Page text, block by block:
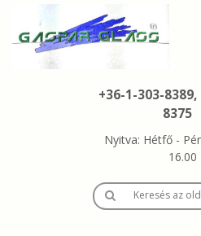
+36-1-303-
8375
Nyitva: Hétfő -
16.00
Keresés az